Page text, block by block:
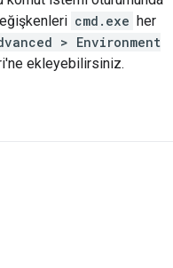
cmd.exe her
> Environment
ekleyebilirsiniz.